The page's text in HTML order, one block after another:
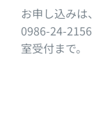
お申し込みは
0986-24-2156
室受付まで。